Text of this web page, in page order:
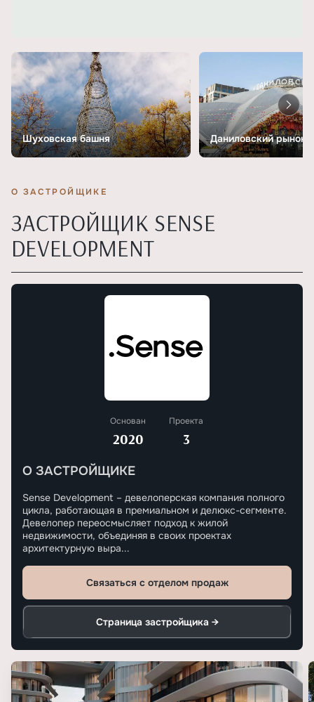
Шуховская башня Даниловский рынок
О ЗАСТРОЙЩИКЕ
ЗАСТРОЙЩИК SENSE
DEVELOPMENT
Основан
2020
Проекта
3
О ЗАСТРОЙЩИКЕ
Sense Development – девелоперская компания полного
цикла, работающая в премиальном и делюкс-сегменте.
Девелопер переосмысляет подход к жилой
недвижимости, объединяя в своих проектах
архитектурную выра...
Связаться с отделом продаж
Страница застройщика →